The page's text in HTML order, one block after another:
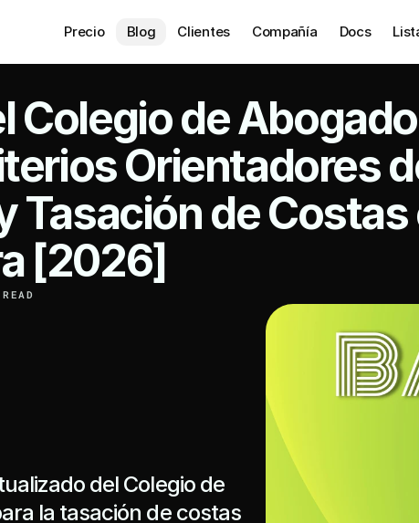
Precio Blog Clientes Compañía Docs
Colegio de
Orientadores
Tasación de Costas
[2026]
del Colegio de
la tasación de costas